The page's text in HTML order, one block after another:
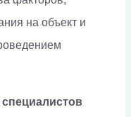
на объект и